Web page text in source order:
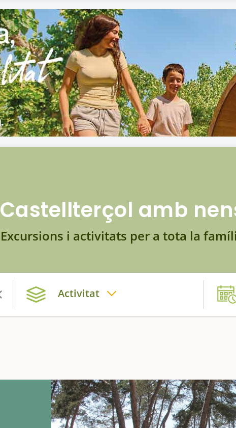
Castellterçol amb
Excursions i activitats per a tota la
Activitat